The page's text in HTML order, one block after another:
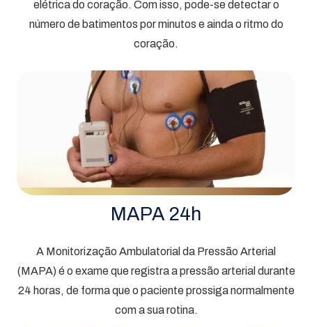
elétrica do coração. Com isso, pode-se detectar o
número de batimentos por minutos e ainda o ritmo do
coração.
MAPA 24h
A Monitorização Ambulatorial da Pressão Arterial
(MAPA) é o exame que registra a pressão arterial durante
24 horas, de forma que o paciente prossiga normalmente
com a sua rotina.